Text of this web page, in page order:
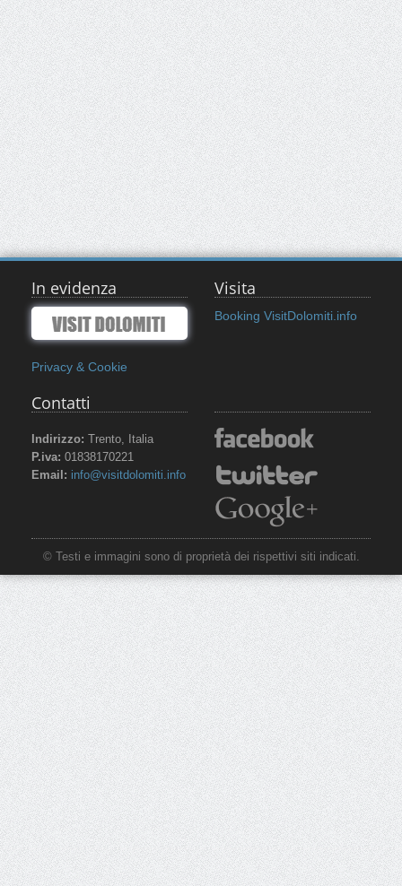
In evidenza
Privacy & Cookie
Visita
Booking VisitDolomiti.info
Contatti
Indirizzo: Trento, Italia
P.iva: 01838170221
Email: info@visitdolomiti.info
© Testi e immagini sono di proprietà dei rispettivi siti indicati.